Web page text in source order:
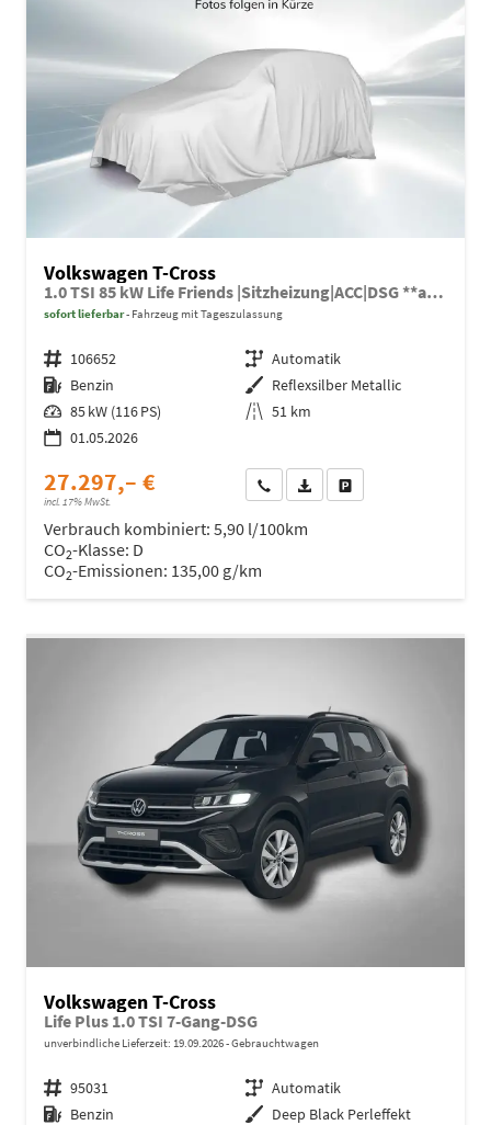
Volkswagen T-Cross
1.0 TSI 85 kW Life Friends |Sitzheizung|ACC|DSG **ab 199€ mtl**
sofort lieferbar Fahrzeug mit Tageszulassung
Fahrzeugnr. 106652 Getriebe Automatik
Kraftstoff Benzin Außenfarbe Reflexsilber Metallic
Leistung 85 kW (116 PS) Kilometerstand 51 km
01.05.2026
27.297,– €
incl. 17% MwSt.
Wir rufen Sie anFahrzeugexposé (PDF)
Verbrauch kombiniert: 5,90 l/100km
CO2-Klasse: D
CO2-Emissionen: 135,00 g/km
Volkswagen T-Cross
Life Plus 1.0 TSI 7-Gang-DSG
unverbindliche Lieferzeit: 19.09.2026 Gebrauchtwagen
Fahrzeugnr. 95031 Getriebe Automatik
Kraftstoff Benzin Außenfarbe Deep Black Perleffekt